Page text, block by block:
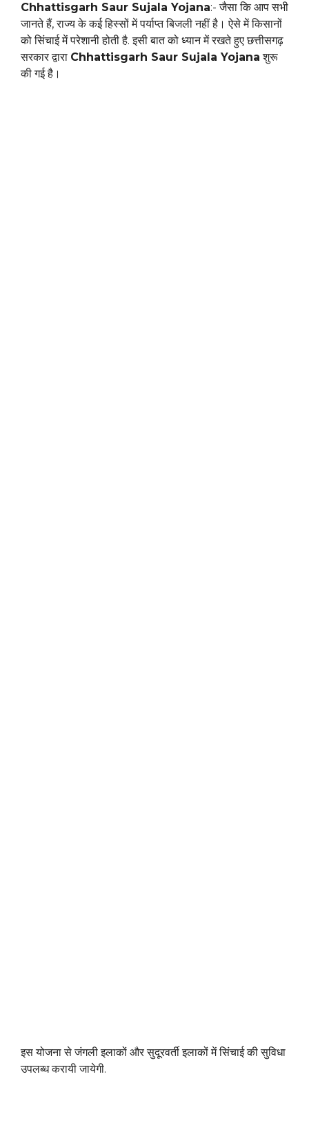
Chhattisgarh Saur Sujala Yojana:- जैसा कि आप सभी
जानते हैं, राज्य के कई हिस्सों में पर्याप्त बिजली नहीं है। ऐसे में किसानों
को सिंचाई में परेशानी होती है. इसी बात को ध्यान में रखते हुए छत्तीसगढ़
सरकार द्वारा Chhattisgarh Saur Sujala Yojana शुरू
की गई है।
इस योजना से जंगली इलाकों और सुदूरवर्ती इलाकों में सिंचाई की सुविधा
उपलब्ध करायी जायेगी.